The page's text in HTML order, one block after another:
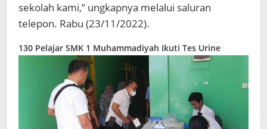
sekolah kami,” ungkapnya melalui saluran
telepon. Rabu (23/11/2022).
130 Pelajar SMK 1 Muhammadiyah Ikuti Tes Urine